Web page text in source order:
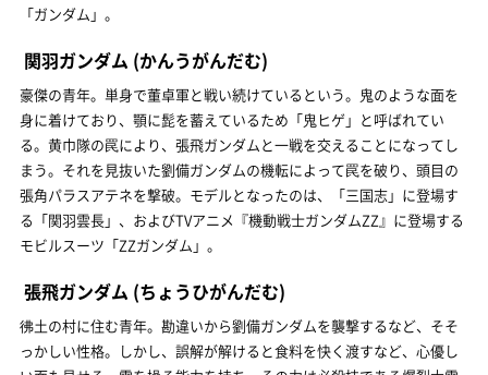
「ガンダム」。
関羽ガンダム (かんうがんだむ)
豪傑の青年。単身で董卓軍と戦い続けているという。鬼のような面を
身に着けており、顎に髭を蓄えているため「鬼ヒゲ」と呼ばれてい
る。黄巾隊の罠により、張飛ガンダムと一戦を交えることになってし
まう。それを見抜いた劉備ガンダムの機転によって罠を破り、頭目の
張角パラスアテネを撃破。モデルとなったのは、「三国志」に登場す
る「関羽雲長」、およびTVアニメ『機動戦士ガンダムΖΖ』に登場する
モビルスーツ「ΖΖガンダム」。
張飛ガンダム (ちょうひがんだむ)
彿土の村に住む青年。勘違いから劉備ガンダムを襲撃するなど、そそ
っかしい性格。しかし、誤解が解けると食料を快く渡すなど、心優し